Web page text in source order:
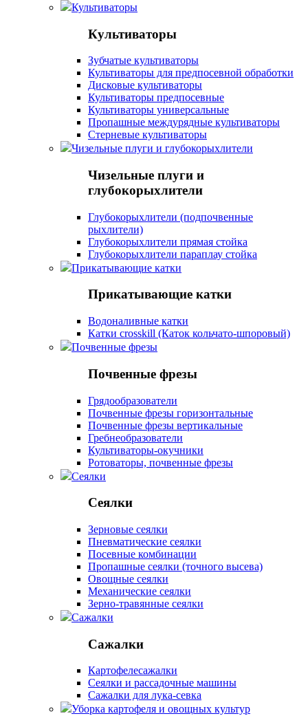
Культиваторы
Культиваторы
Зубчатые культиваторы
Культиваторы для предпосевной обработки
Дисковые культиваторы
Культиваторы предпосевные
Культиваторы универсальные
Пропашные междурядные культиваторы
Стерневые культиваторы
Чизельные плуги и глубокорыхлители
Чизельные плуги и
глубокорыхлители
Глубокорыхлители (подпочвенные
рыхлители)
Глубокорыхлители прямая стойка
Глубокорыхлители параплау стойка
Прикатывающие катки
Прикатывающие катки
Водоналивные катки
Катки crosskill (Каток кольчато-шпоровый)
Почвенные фрезы
Почвенные фрезы
Грядообразователи
Почвенные фрезы горизонтальные
Почвенные фрезы вертикальные
Гребнеобразователи
Культиваторы-окучники
Ротоваторы, почвенные фрезы
Сеялки
Сеялки
Зерновые сеялки
Пневматические сеялки
Посевные комбинации
Пропашные сеялки (точного высева)
Овощные сеялки
Механические сеялки
Зерно-травянные сеялки
Сажалки
Сажалки
Картофелесажалки
Сеялки и рассадочные машины
Сажалки для лука-севка
Уборка картофеля и овощных культур